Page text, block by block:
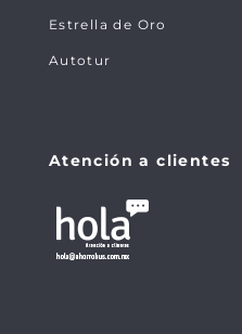
Estrella de Oro
Autotur
Atención a clientes